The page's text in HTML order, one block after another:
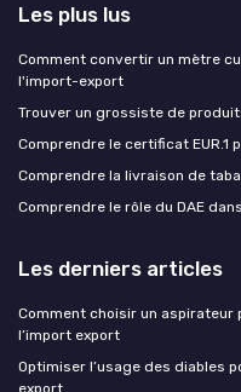
Les plus lus
Comment convertir un mètre
l'import-export
Trouver un grossiste de
Comprendre le certificat EUR.1
Comprendre la livraison de
Comprendre le rôle du DAE
Les derniers articles
Comment choisir un aspirateur
l’import export
Optimiser l’usage des diables
export